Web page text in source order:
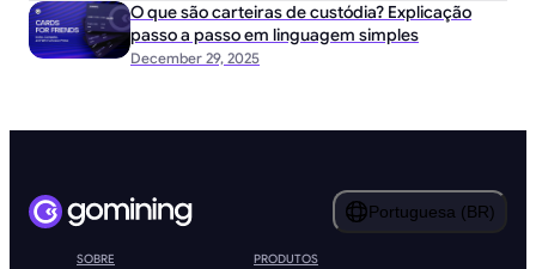
December 29, 2025
O que são carteiras de custódia? Explicação
passo a passo em linguagem simples
Portuguesa (BR)
SOBRE PRODUTOS